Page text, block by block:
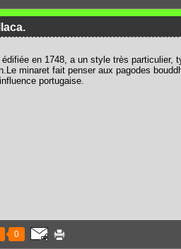
en 1748, a un style très particulier,
minaret fait penser aux pagodes
portugaise.
0